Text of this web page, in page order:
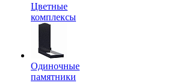
Цветные
комплексы
Одиночные
памятники